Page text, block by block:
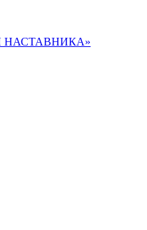
НАСТАВНИКА»